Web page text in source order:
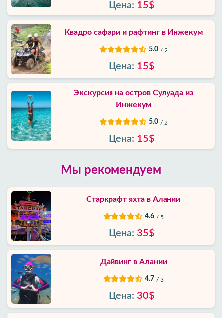
Цена: 15$
Квадро сафари и рафтинг в Инжекум
5.0 / 2
Цена: 15$
Экскурсия на остров Сулуада из
Инжекум
5.0 / 2
Цена: 15$
Мы рекомендуем
Старкрафт яхта в Алании
4.6 / 5
Цена: 35$
Дайвинг в Алании
4.7 / 3
Цена: 30$